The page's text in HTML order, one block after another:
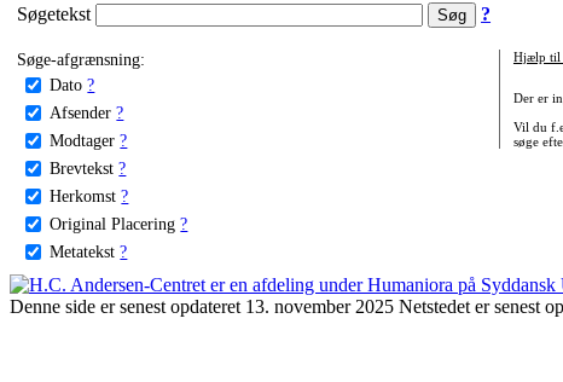
Søgetekst ?
Søge-afgrænsning:
Dato ?
Afsender ?
Modtager ?
Brevtekst ?
Herkomst ?
Original Placering ?
Metatekst ?
Hjælp til
Der er
Vil du
søge
Denne side er senest opdateret 13. november 2025 Netstedet er senest